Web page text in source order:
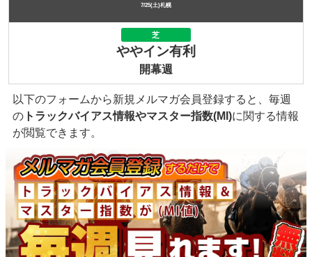
7/25(土)札幌
芝
ややイン有利
開幕週
以下のフォームから新規メルマガ会員登録すると、毎週
の トラックバイアス情報やマスター指数(MI)に関する情報
が閲覧できます。